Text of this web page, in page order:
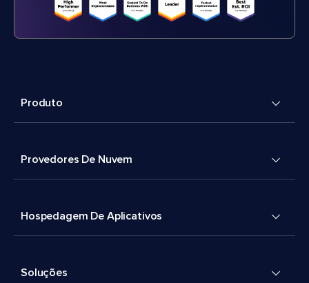
Produto
Provedores De Nuvem
Hospedagem De Aplicativos
Soluções